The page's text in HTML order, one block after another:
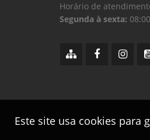
Este site usa cookies para
Horário de
Segunda à sexta: